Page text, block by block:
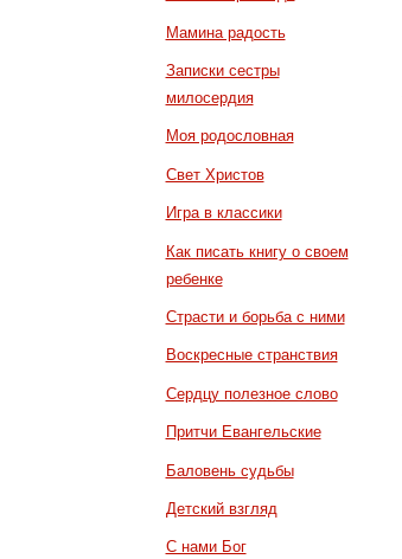
Мамина радость
Записки сестры
милосердия
Моя родословная
Свет Христов
Игра в классики
Как писать книгу о своем
ребенке
Страсти и борьба с ними
Воскресные странствия
Сердцу полезное слово
Притчи Евангельские
Баловень судьбы
Детский взгляд
С нами Бог